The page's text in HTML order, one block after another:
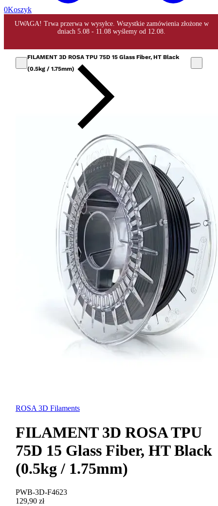
0Koszyk
FILAMENT 3D ROSA TPU 75D 15 Glass Fiber, HT Black
(0.5kg / 1.75mm)
ROSA 3D Filaments
FILAMENT 3D ROSA TPU
75D 15 Glass Fiber, HT Black
(0.5kg / 1.75mm)
PWB-3D-F4623
129,90 zł